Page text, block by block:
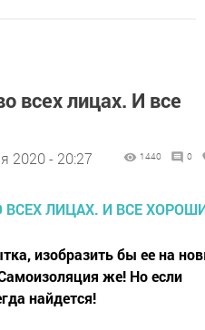
всех лицах. И все
2020 - 20:27 1440 0
изобразить бы ее на
же! Но если
найдется!